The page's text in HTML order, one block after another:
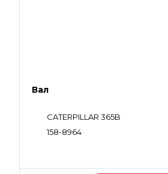
Вал
CATERPILLAR 365B
158-8964